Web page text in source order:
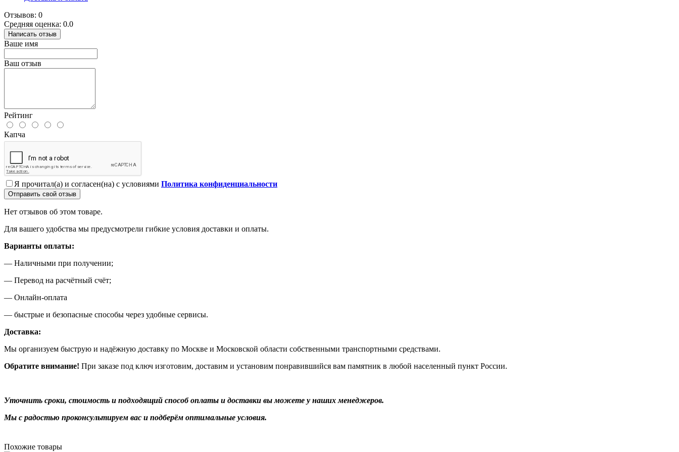
Отзывов: 0
Средняя оценка: 0.0
Написать отзыв
Ваше имя
Ваш отзыв
Рейтинг
Капча
Я прочитал(а) и согласен(на) с условиями Политика конфиденциальности
Отправить свой отзыв
Нет отзывов об этом товаре.
Для вашего удобства мы предусмотрели гибкие условия доставки и оплаты.
Варианты оплаты:
— Наличными при получении;
— Перевод на расчётный счёт;
— Онлайн-оплата
— быстрые и безопасные способы через удобные сервисы.
Доставка:
Мы организуем быструю и надёжную доставку по Москве и Московской области собственными транспортными средствами.
Обратите внимание! При заказе под ключ изготовим, доставим и установим понравившийся вам памятник в любой населенный пункт России.
Уточнить сроки, стоимость и подходящий способ оплаты и доставки вы можете у наших менеджеров.
Мы с радостью проконсультируем вас и подберём оптимальные условия.
Похожие товары